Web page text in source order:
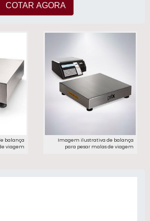
COTAR AGORA
balança
viagem​
Imagem ilustrativa de balança
para pesar malas de viagem​